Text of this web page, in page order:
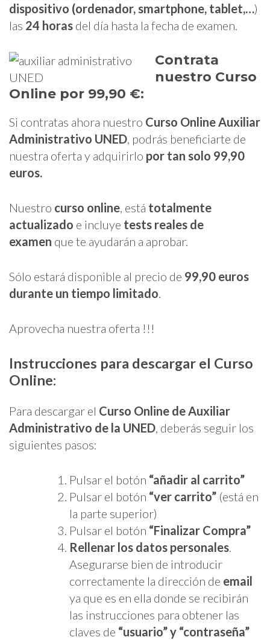
dispositivo (ordenador, smartphone, tablet,…)
las 24 horas del día hasta la fecha de examen.
Contrata
nuestro Curso
Online por 99,90 €:
Si contratas ahora nuestro Curso Online Auxiliar
Administrativo UNED , podrás beneficiarte de
nuestra oferta y adquirirlo por tan solo 99,90
euros.
Nuestro curso online , está totalmente
actualizado e incluye tests reales de
examen que te ayudarán a aprobar.
Sólo estará disponible al precio de 99,90 euros
durante un tiempo limitado
Aprovecha nuestra oferta !!!
Instrucciones para descargar el Curso
Online:
Para descargar el Curso Online de Auxiliar
Administrativo de la UNED, deberás seguir los
siguientes pasos:
Pulsar el botón “añadir al carrito”
Pulsar el botón “ver carrito” (está en
la parte superior)
Pulsar el botón “Finalizar Compra”
Rellenar los datos personales.
Asegurarse bien de introducir
correctamente la dirección de email
ya que es en ella donde se recibirán
las instrucciones para obtener las
claves de “usuario” y “contraseña”